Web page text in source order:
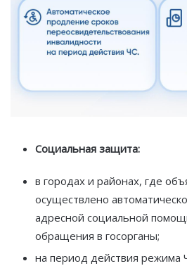
Социальная защита:
в городах и районах, где
осуществлено
адресной социальной
обращения в госорганы;
на период действия режима